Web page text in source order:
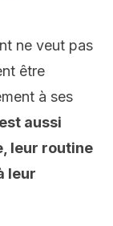
ne veut pas
être
à ses
aussi
leur routine
leur